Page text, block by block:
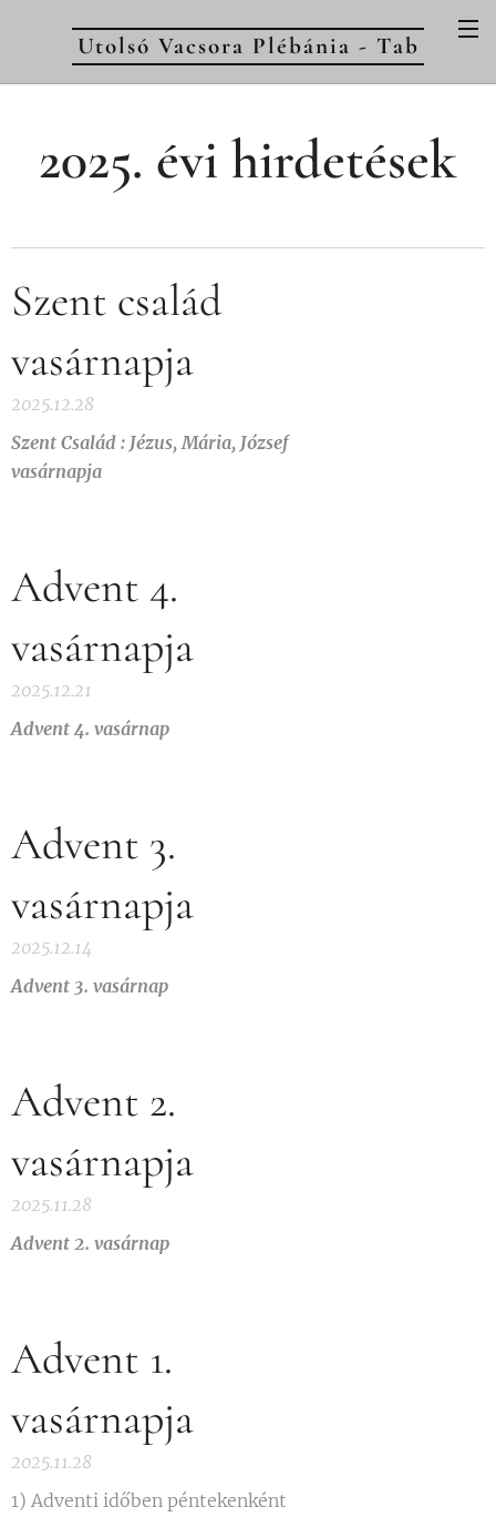
Utolsó Vacsora Plébánia - Tab
2025. évi hirdetések
Szent család
vasárnapja
2025.12.28
Szent Család : Jézus, Mária, József
vasárnapja
Advent 4.
vasárnapja
2025.12.21
Advent 4. vasárnap
Advent 3.
vasárnapja
2025.12.14
Advent 3. vasárnap
Advent 2.
vasárnapja
2025.11.28
Advent 2. vasárnap
Advent 1.
vasárnapja
2025.11.28
1) Adventi időben péntekenként